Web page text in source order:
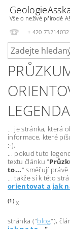
Vše o neživé přírodě
+ 420
LEGENDA
... je stránka,
informace, které
:-),
... pokud tuto
textu článku "
to..." směřují právě
... takže si k této
orientovat a jak
(1)x
stránka ("blog"),